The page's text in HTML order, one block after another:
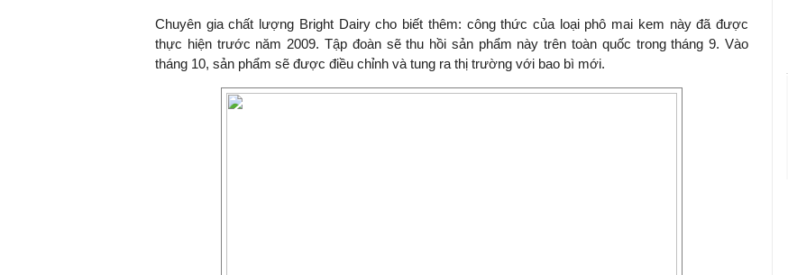
Chuyên gia chất lượng Bright Dairy cho biết thêm: công thức của loại phô mai kem này đã được
thực hiện trước năm 2009. Tập đoàn sẽ thu hồi sản phẩm này trên toàn quốc trong tháng 9. Vào
tháng 10, sản phẩm sẽ được điều chỉnh và tung ra thị trường với bao bì mới.